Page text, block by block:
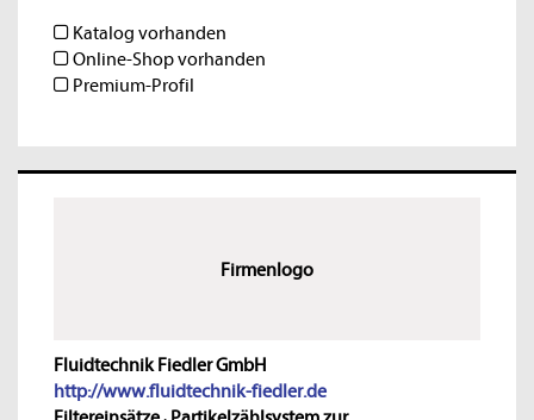
Katalog vorhanden
Online-Shop vorhanden
Premium-Profil
Firmenlogo
Fluidtechnik Fiedler GmbH
http://www.fluidtechnik-fiedler.de